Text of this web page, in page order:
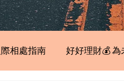
相處指南 好好理財💰